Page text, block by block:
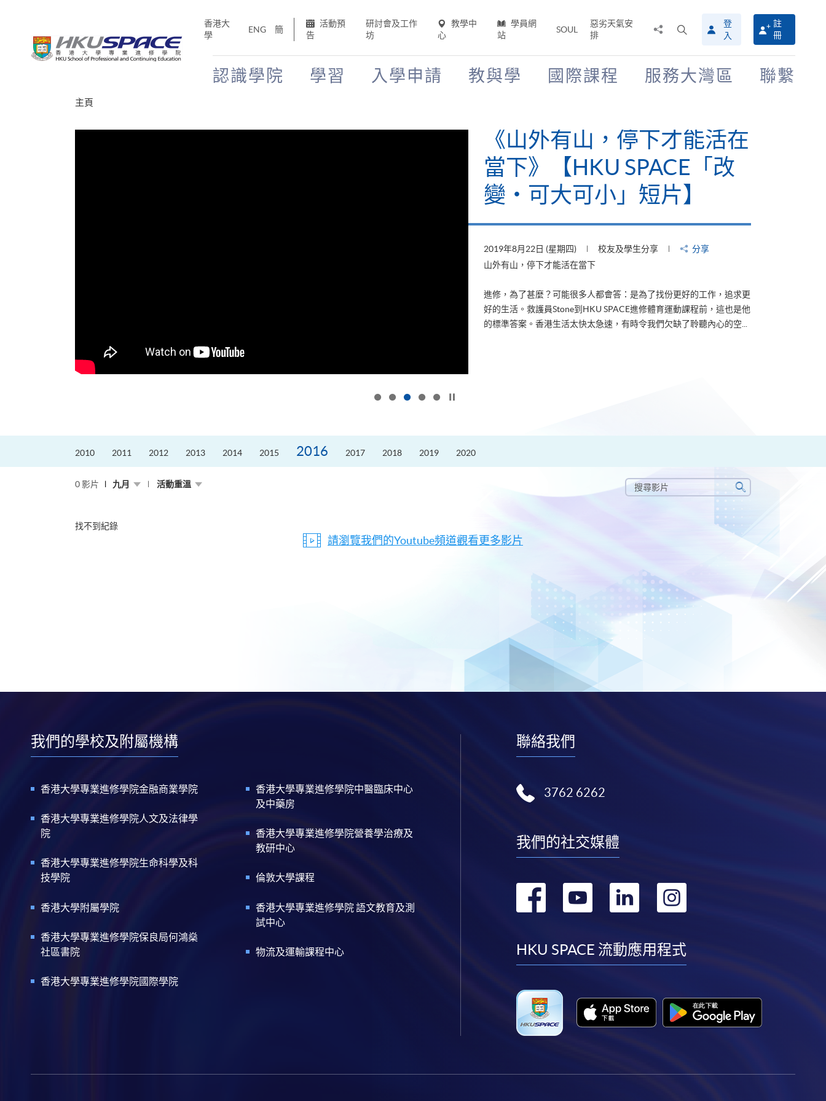
香港大
學
ENG 簡
活動預
告
研討會及工作
坊
教學中
心
學員網
站
SOUL
惡劣天氣安
排
搜
尋
介
登
入
註
冊
認識學院 學習 入學申請 教與學 國際課程 服務大灣區 聯繫
主頁
《山外有山，停下才能活在
當下》【HKU SPACE「改
變‧可大可小」短片】
2019年8月22日 (星期四) 校友及學生分享
分享
山外有山，停下才能活在當下
進修，為了甚麼？可能很多人都會答：是為了找份更好的工作，追求更
好的生活。救護員Stone到HKU SPACE進修體育運動課程前，這也是他
的標準答案。香港生活太快太急速，有時令我們欠缺了聆聽內心的空...
2010 2011 2012 2013 2014 2015 2016 2017 2018 2019 2020
0 影片 九月 活動重溫
搜
尋
搜
尋
找不到紀錄
請瀏覽我們的Youtube頻道觀看更多影片
我們的學校及附屬機構
香港大學專業進修學院金融商業學院
香港大學專業進修學院人文及法律學
院
香港大學專業進修學院生命科學及科
技學院
香港大學附屬學院
香港大學專業進修學院保良局何鴻燊
社區書院
香港大學專業進修學院國際學院
香港大學專業進修學院中醫臨床中心
及中藥房
香港大學專業進修學院營養學治療及
教研中心
倫敦大學課程
香港大學專業進修學院 語文教育及測
試中心
物流及運輸課程中心
聯絡我們
3762 6262
我們的社交媒體
轉
facebook
轉
youtube
轉
linkedin
轉
instagram
HKU SPACE 流動應用程式